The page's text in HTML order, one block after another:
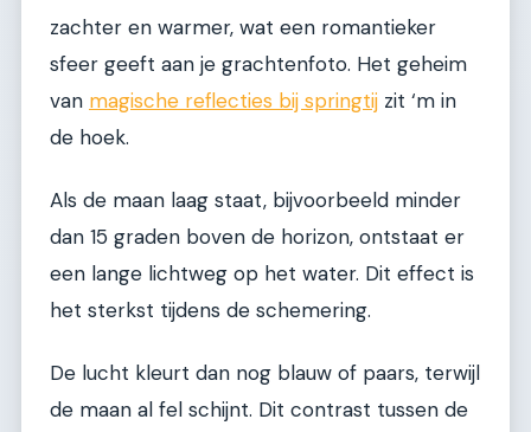
zachter en warmer, wat een romantieker
sfeer geeft aan je grachtenfoto. Het geheim
van magische reflecties bij springtij zit ‘m in
de hoek.
Als de maan laag staat, bijvoorbeeld minder
dan 15 graden boven de horizon, ontstaat er
een lange lichtweg op het water. Dit effect is
het sterkst tijdens de schemering.
De lucht kleurt dan nog blauw of paars, terwijl
de maan al fel schijnt. Dit contrast tussen de